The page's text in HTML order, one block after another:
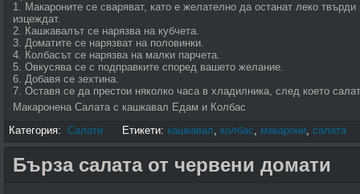
1. Макароните се сваряват, като е желателно да останат леко
изцеждат.
2. Кашкавалът се нарязва на кубчета.
3. Доматите се нарязват на половинки.
4. Колбасът се нарязва на малки парчета.
5. Овкусява се с подправките според вашето желание.
6. Добавя се зехтина.
7. Оставя се да престои няколко часа в хладилника, след което
Макаронена Салата с кашкавал Едам и Колбас
Категория: Салати Етикети: кашкавал, колбас, макарони, салата
Бърза салата от червени домати